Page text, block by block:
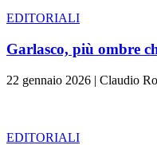
EDITORIALI
Garlasco, più ombre
22 gennaio 2026 | Claudio
EDITORIALI